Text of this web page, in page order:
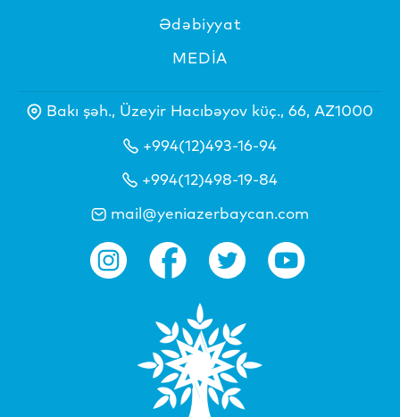
Ədəbiyyat
MEDİA
Bakı şəh., Üzeyir Hacıbəyov küç., 66, AZ1000
+994(12)493-16-94
+994(12)498-19-84
mail@yeniazerbaycan.com